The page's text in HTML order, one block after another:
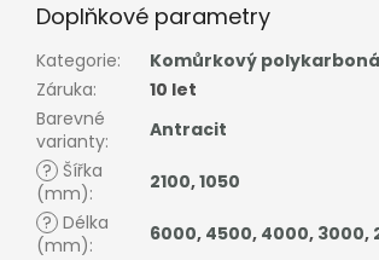
Doplňkové parametry
Kategorie:
Komůrkový
Záruka:
10 let
Barevné
varianty:
Antracit
? Šířka
(mm): 2100,1050
? Délka
(mm): 6000, 4500, 4000, 3000,